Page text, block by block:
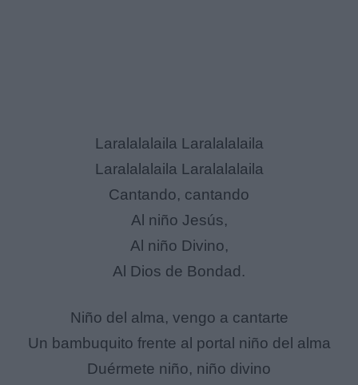
Laralalalaila Laralalalaila
Laralalalaila Laralalalaila
Cantando, cantando
Al niño Jesús,
Al niño Divino,
Al Dios de Bondad.
Niño del alma, vengo a cantarte
Un bambuquito frente al portal niño del alma
Duérmete niño, niño divino